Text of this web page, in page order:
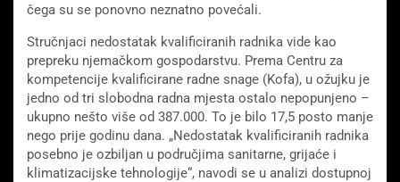
čega su se ponovno neznatno povećali.
Stručnjaci nedostatak kvalificiranih radnika vide kao
prepreku njemačkom gospodarstvu. Prema Centru za
kompetencije kvalificirane radne snage (Kofa), u ožujku je
jedno od tri slobodna radna mjesta ostalo nepopunjeno –
ukupno nešto više od 387.000. To je bilo 17,5 posto manje
nego prije godinu dana. „Nedostatak kvalificiranih radnika
posebno je ozbiljan u područjima sanitarne, grijaće i
klimatizacijske tehnologije“, navodi se u analizi dostupnoj